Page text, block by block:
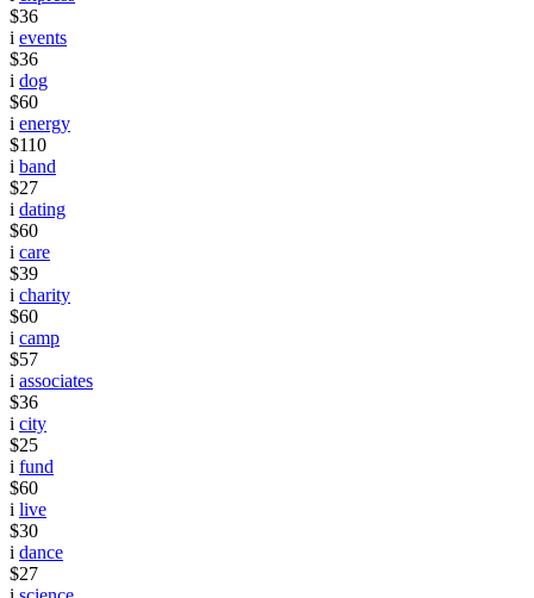
$36
i events
$36
i dog
$60
i energy
$110
i band
$27
i dating
$60
i care
$39
i charity
$60
i camp
$57
i associates
$36
i city
$25
i fund
$60
i live
$30
i dance
$27